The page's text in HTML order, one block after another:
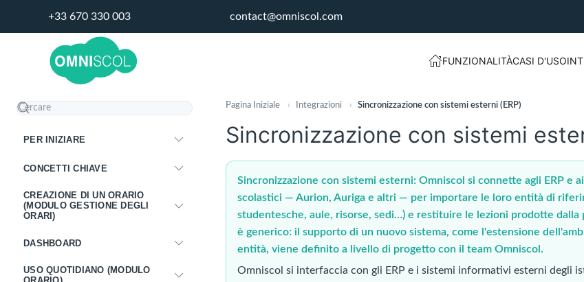
+33 670 330 003 contact@omniscol.com
FUNZIONALITÀCASI D'USO
PER INIZIARE
CONCETTI CHIAVE
CREAZIONE DI UN ORARIO
(MODULO GESTIONE DEGLI
ORARI)
DASHBOARD
USO QUOTIDIANO (MODULO
Pagina Iniziale › Integrazioni › Sincronizzazione con sistemi esterni (ERP)
Sincronizzazione con sistemi
Sincronizzazione con sistemi esterni: Omniscol si connette agli ERP e
scolastici — Aurion, Auriga e altri — per importare le loro entità di
studentesche, aule, risorse, sedi…) e restituire le lezioni prodotte
è generico: il supporto di un nuovo sistema, come l'estensione
entità, viene definito a livello di progetto con il team Omniscol.
Omniscol si interfaccia con gli ERP e i sistemi informativi esterni degli